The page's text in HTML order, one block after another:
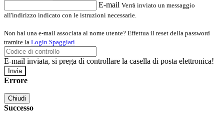
E-mail Verrà inviato un messaggio
all'indirizzo indicato con le istruzioni necessarie.
Non hai una e-mail associata al nome utente? Effettua il reset della password
tramite la Login Spaggiari
E-mail inviata, si prega di controllare la casella di posta elettronica!
Errore
Chiudi
Successo